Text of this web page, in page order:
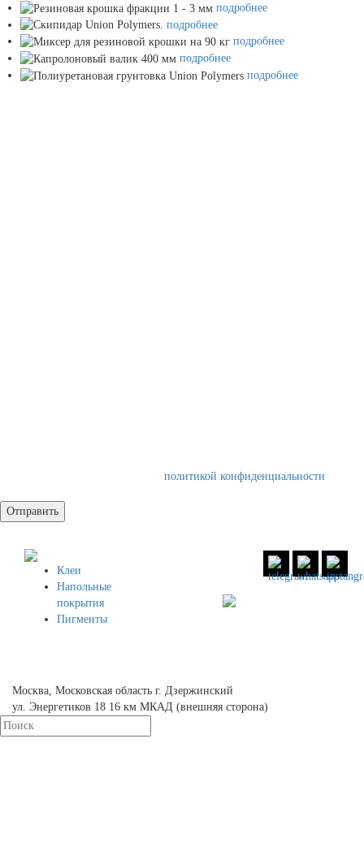
подробнее
подробнее
подробнее
подробнее
подробнее
политикой конфиденциальности
Клеи
Напольные
покрытия
Пигменты
Москва, Московская область г. Дзержинский
ул. Энергетиков 18 16 км МКАД (внешняя сторона)